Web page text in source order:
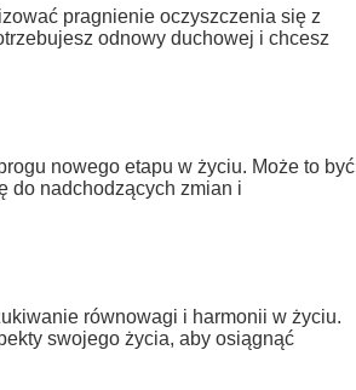
pragnienie oczyszczenia się z
odnowy duchowej i chcesz
nowego etapu w życiu. Może to być
do nadchodzących zmian i
równowagi i harmonii w życiu.
swojego życia, aby osiągnąć